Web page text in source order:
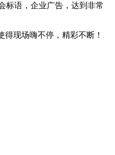
标语，企业广告，达到非常
现场嗨不停，精彩不断！